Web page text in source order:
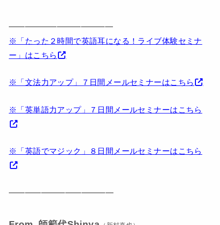
—————————————
※「たった２時間で英語耳になる！ライブ体験セミナ
ー」はこちら
※「文法力アップ」７日間メールセミナーはこちら
※「英単語力アップ」７日間メールセミナーはこちら
※「英語でマジック」８日間メールセミナーはこちら
—————————————